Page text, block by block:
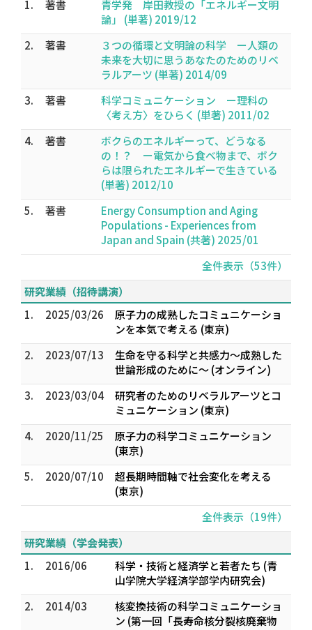
1.
著書
青学発 岸田教授の「エネルギー文明
論」 (単著) 2019/12
2.
著書
３つの循環と文明論の科学 ー人類の
未来を大切に思うあなたのためのリベ
ラルアーツ (単著) 2014/09
3.
著書
科学コミュニケーション ー理科の
〈考え方〉をひらく (単著) 2011/02
4.
著書
ボクらのエネルギーって、どうなる
の！？ ー電気から食べ物まで、ボク
らは限られたエネルギーで生きている
(単著) 2012/10
5.
著書
Energy Consumption and Aging
Populations - Experiences from
Japan and Spain (共著) 2025/01
全件表示（53件）
研究業績（招待講演）
1.
2025/03/26
原子力の成熟したコミュニケーショ
ンを本気で考える (東京)
2.
2023/07/13
生命を守る科学と共感力〜成熟した
世論形成のために〜 (オンライン)
3.
2023/03/04
研究者のためのリベラルアーツとコ
ミュニケーション (東京)
4.
2020/11/25
原子力の科学コミュニケーション
(東京)
5.
2020/07/10
超長期時間軸で社会変化を考える
(東京)
全件表示（19件）
研究業績（学会発表）
1.
2016/06
科学・技術と経済学と若者たち (青
山学院大学経済学部学内研究会)
2.
2014/03
核変換技術の科学コミュニケーショ
ン (第一回「長寿命核分裂核廃棄物